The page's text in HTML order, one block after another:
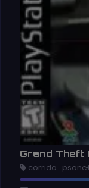
Grand Theft
corrida_psone